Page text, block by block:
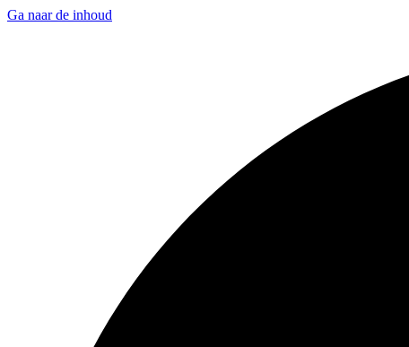
Ga naar de inhoud